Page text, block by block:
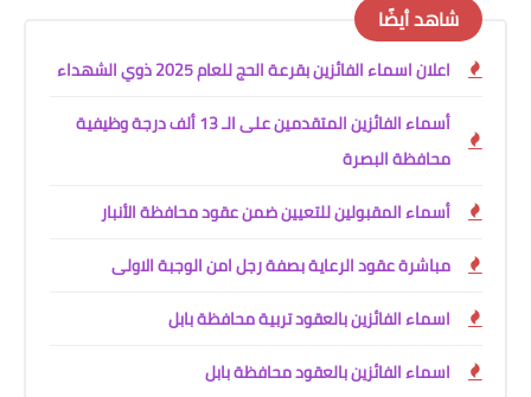
شاهد أيضًا
اعلان اسماء الفائزين بقرعة الحج للعام 2025 ذوي الشهداء
أسماء الفائزين المتقدمين على الـ 13 ألف درجة وظيفية
محافظة البصرة
أسماء المقبولين للتعيين ضمن عقود محافظة الأنبار
مباشرة عقود الرعاية بصفة رجل امن الوجبة الاولى
اسماء الفائزين بالعقود تربية محافظة بابل
اسماء الفائزين بالعقود محافظة بابل